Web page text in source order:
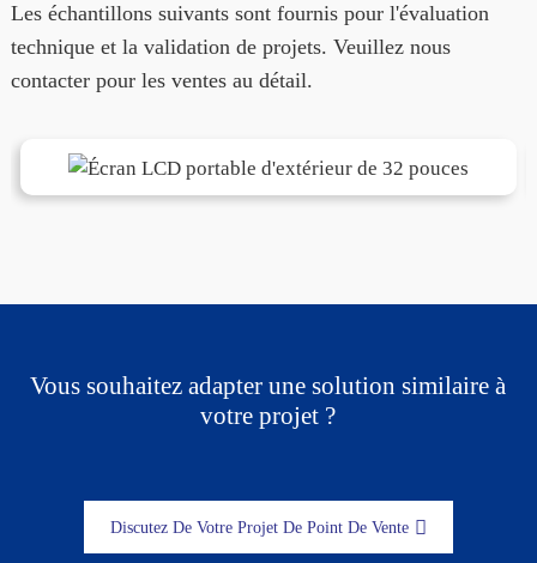
Les échantillons suivants sont fournis pour l'évaluation
technique et la validation de projets. Veuillez nous
contacter pour les ventes au détail.
Vous souhaitez adapter une solution similaire à
votre projet ?
Discutez De Votre Projet De Point De Vente